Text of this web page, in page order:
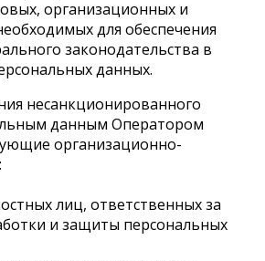
организационных и
для обеспечения
законодательства в
данных.
несанкционированного
данным Оператором
организационно-
лиц, ответственных за
и защиты персональных